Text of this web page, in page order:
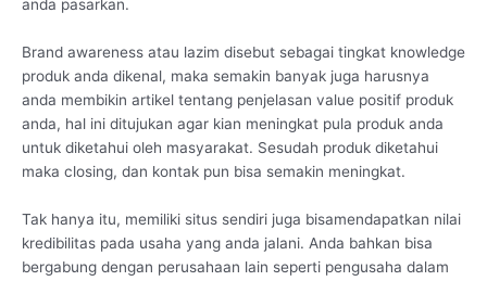
anda pasarkan.
Brand awareness atau lazim disebut sebagai tingkat knowledge
produk anda dikenal, maka semakin banyak juga harusnya
anda membikin artikel tentang penjelasan value positif produk
anda, hal ini ditujukan agar kian meningkat pula produk anda
untuk diketahui oleh masyarakat. Sesudah produk diketahui
maka closing, dan kontak pun bisa semakin meningkat.
Tak hanya itu, memiliki situs sendiri juga bisamendapatkan nilai
kredibilitas pada usaha yang anda jalani. Anda bahkan bisa
bergabung dengan perusahaan lain seperti pengusaha dalam